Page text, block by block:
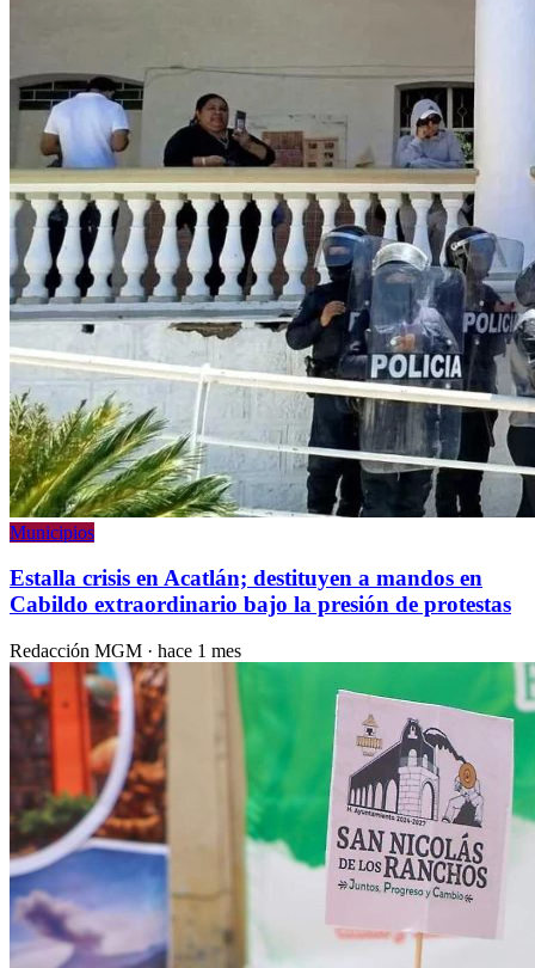
Municipios
Estalla crisis en Acatlán; destituyen a mandos en
Cabildo extraordinario bajo la presión de protestas
Redacción MGM · hace 1 mes